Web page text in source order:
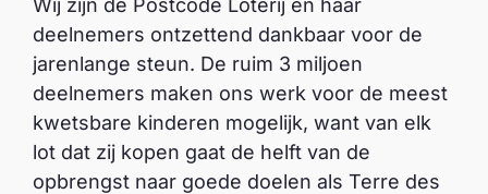
Wij zijn de Postcode Loterij en haar
deelnemers ontzettend dankbaar voor de
jarenlange steun. De ruim 3 miljoen
deelnemers maken ons werk voor de meest
kwetsbare kinderen mogelijk, want van elk
lot dat zij kopen gaat de helft van de
opbrengst naar goede doelen als Terre des